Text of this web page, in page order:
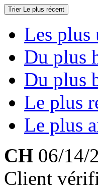
Trier Le plus récent
Les plus
Du plus
Du plus
Le plus
Le plus
CH 06/14/
Client